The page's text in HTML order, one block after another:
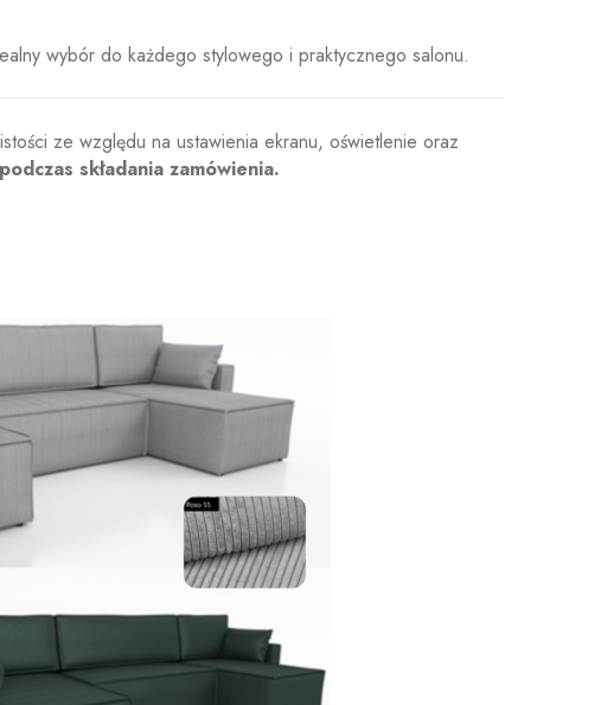
wybór do każdego stylowego i praktycznego salonu.
ze względu na ustawienia ekranu, oświetlenie oraz
składania zamówienia.